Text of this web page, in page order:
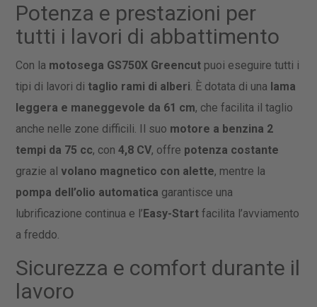
Potenza e prestazioni per
tutti i lavori di abbattimento
Con la motosega GS750X Greencut puoi eseguire tutti i
tipi di lavori di taglio rami di alberi. È dotata di una lama
leggera e maneggevole da 61 cm, che facilita il taglio
anche nelle zone difficili. Il suo motore a benzina 2
tempi da 75 cc, con4,8 CV, offre potenza costante
grazie alvolano magnetico con alette, mentre la
pompa dell’olio automatica garantisce una
lubrificazione continua e l’Easy-Start facilita l’avviamento
a freddo.
Sicurezza e comfort durante il
lavoro